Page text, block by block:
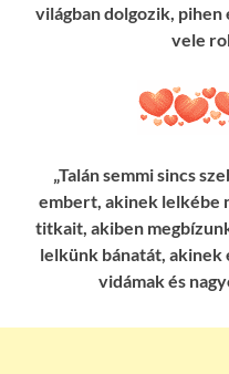
világban dolgozik,
vele
„Talán semmi sincs
embert, akinek lelkébe
titkait, akiben
lelkünk bánatát, akinek
vidámak és